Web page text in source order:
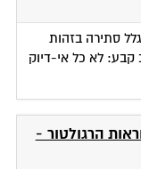
סתירה בזהות
קבע: לא כל אי-דיוק
הרגולטור -